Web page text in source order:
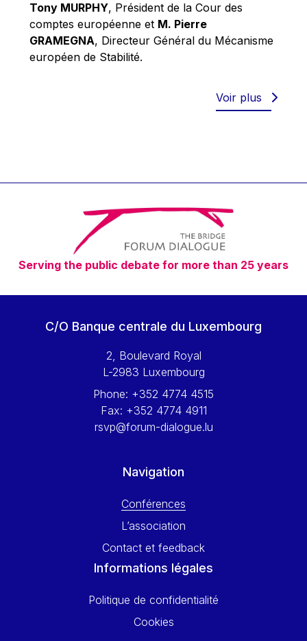
Richard Pelly
Robert Goebbels
Robert REYNDERS
Timothy Radcliffe
Vaclav Klaus
Vassilios Skouris
Vítor Manuel da Silva Caldeira
Viviane Reding
Walter Hagg
Wolfgang Ketterle
Yossi Beillin
Yves FRANCHET
Tony MURPHY, Président de la Cour des
comptes européenne et M. Pierre
GRAMEGNA, Directeur Général du Mécanisme
européen de Stabilité.
Voir plus
Serving the public debate for more than 25 years
C/O Banque centrale du Luxembourg
2, Boulevard Royal
L-2983 Luxembourg
Phone: +352 4774 4515
Fax: +352 4774 4911
rsvp@forum-dialogue.lu
Navigation
Conférences
L’association
Contact et feedback
Informations légales
Politique de confidentialité
Cookies